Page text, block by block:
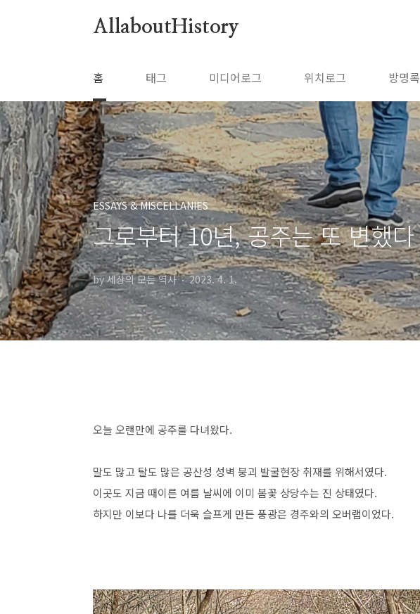
AllaboutHistory
홈 태그 미디어로그 위치로그 방명록
ESSAYS & MISCELLANIES
그로부터 10년, 공주는 또 변했다
by 세상의 모든 역사 2023. 4. 1.
오늘 오랜만에 공주를 다녀왔다.
말도 많고 탈도 많은 공산성 성벽 붕괴 발굴현장 취재를 위해서였다.
이곳도 지금 때이른 여름 날씨에 이미 봄꽃 상당수는 진 상태였다.
하지만 이보다 나를 더욱 슬프게 만든 풍광은 경주와의 오버랩이었다.